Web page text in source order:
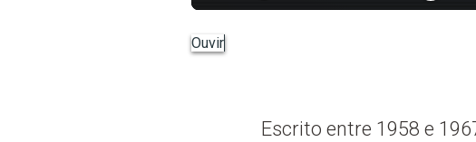
Ouvir
Escrito entre 1958 e